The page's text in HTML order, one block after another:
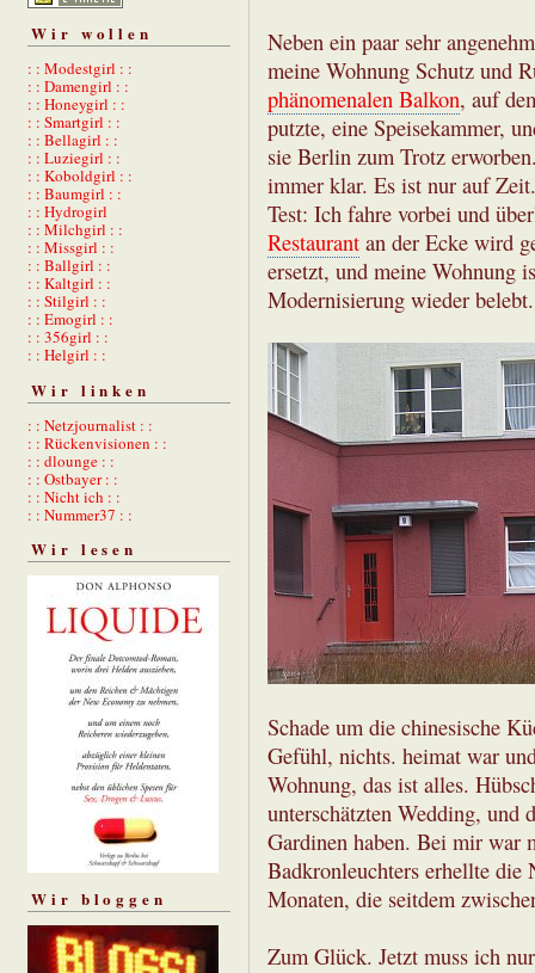
Wir wollen
: : Modestgirl : :
: : Damengirl : :
: : Honeygirl : :
: : Smartgirl : :
: : Bellagirl : :
: : Luziegirl : :
: : Koboldgirl : :
: : Baumgirl : :
: : Hydrogirl
: : Milchgirl : :
: : Missgirl : :
: : Ballgirl : :
: : Kaltgirl : :
: : Stilgirl : :
: : Emogirl : :
: : 356girl : :
: : Helgirl : :
Wir linken
: : Netzjournalist : :
: : Rückenvisionen : :
: : dlounge : :
: : Ostbayer : :
: : Nicht ich : :
: : Nummer37 : :
Wir lesen
Wir bloggen
Neben ein paar sehr
meine Wohnung Schutz und
phänomenalen Balkon, auf
putzte, eine Speisekammer,
sie Berlin zum Trotz
immer klar. Es ist nur auf
Test: Ich fahre vorbei und
Restaurant an der Ecke wird
ersetzt, und meine Wohnung
Modernisierung wieder belebt.
Schade um die chinesische
Gefühl, nichts. heimat war
Wohnung, das ist alles.
unterschätzten Wedding, und
Gardinen haben. Bei mir war
Badkronleuchters erhellte die
Monaten, die seitdem
Zum Glück. Jetzt muss ich